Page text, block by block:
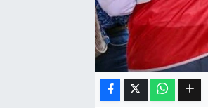
Kültür & Sanat